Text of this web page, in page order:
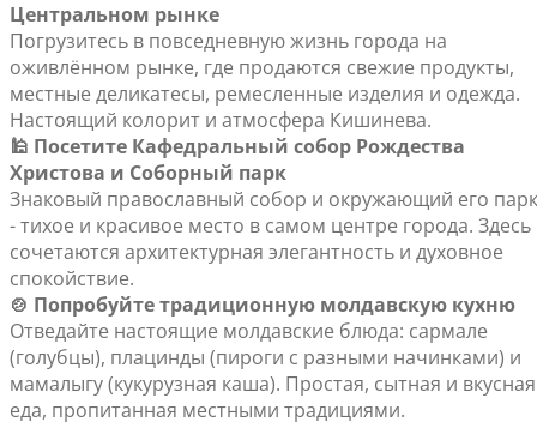
Центральном рынке
Погрузитесь в повседневную жизнь города на
оживлённом рынке, где продаются свежие продукты,
местные деликатесы, ремесленные изделия и одежда.
Настоящий колорит и атмосфера Кишинева.
🕌 Посетите Кафедральный собор Рождества
Христова и Соборный парк
Знаковый православный собор и окружающий его парк
- тихое и красивое место в самом центре города. Здесь
сочетаются архитектурная элегантность и духовное
спокойствие.
🍲 Попробуйте традиционную молдавскую кухню
Отведайте настоящие молдавские блюда: сармале
(голубцы), плацинды (пироги с разными начинками) и
мамалыгу (кукурузная каша). Простая, сытная и вкусная
еда, пропитанная местными традициями.